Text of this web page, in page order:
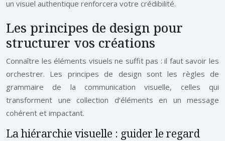
un visuel authentique renforcera votre crédibilité.
Les principes de design pour
structurer vos créations
Connaître les éléments visuels ne suffit pas : il faut savoir les
orchestrer. Les principes de design sont les règles de
grammaire de la communication visuelle, celles qui
transforment une collection d’éléments en un message
cohérent et impactant.
La hiérarchie visuelle : guider le regard